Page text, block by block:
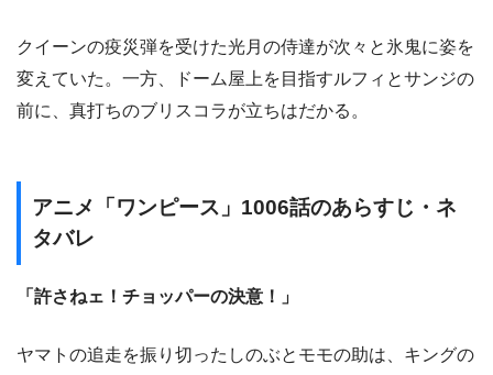
クイーンの疫災弾を受けた光月の侍達が次々と氷鬼に姿を
変えていた。一方、ドーム屋上を目指すルフィとサンジの
前に、真打ちのブリスコラが立ちはだかる。
アニメ「ワンピース」1006話のあらすじ・ネ
タバレ
「許さねェ！チョッパーの決意！」
ヤマトの追走を振り切ったしのぶとモモの助は、キングの